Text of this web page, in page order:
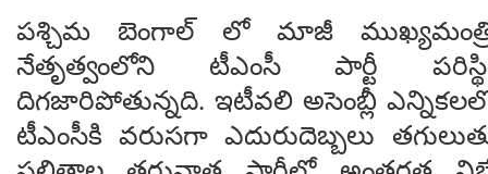
పశ్చిమ బెంగాల్ లో మాజీ
నేతృత్వంలోని టీఎంసీ పార్టీ
దిగజారిపోతున్నది. ఇటీవలి అసెంబ్లీ
టీఎంసీకి వరుసగా ఎదురుదెబ్బలు